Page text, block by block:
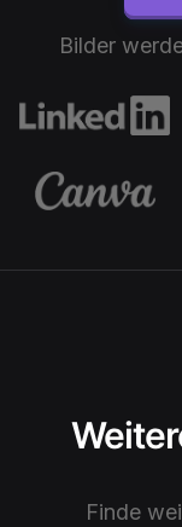
Bilder
Finde